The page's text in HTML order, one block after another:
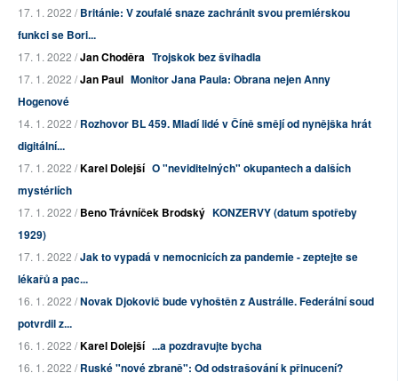
17. 1. 2022 /Británie: V zoufalé snaze zachránit svou premiérskou
funkci se Bori...
17. 1. 2022 /Jan Choděra Trojskok bez švihadla
17. 1. 2022 /Jan Paul Monitor Jana Paula: Obrana nejen Anny
Hogenové
14. 1. 2022 /Rozhovor BL 459. Mladí lidé v Číně smějí od nynějška hrát
digitální...
17. 1. 2022 /Karel Dolejší O "neviditelných" okupantech a dalších
mystériích
17. 1. 2022 /Beno Trávníček Brodský KONZERVY (datum spotřeby
1929)
17. 1. 2022 /Jak to vypadá v nemocnicích za pandemie - zeptejte se
lékařů a pac...
16. 1. 2022 /Novak Djokovič bude vyhoštěn z Austrálie. Federální soud
potvrdil z...
16. 1. 2022 /Karel Dolejší ...a pozdravujte bycha
16. 1. 2022 /Ruské "nové zbraně": Od odstrašování k přinucení?